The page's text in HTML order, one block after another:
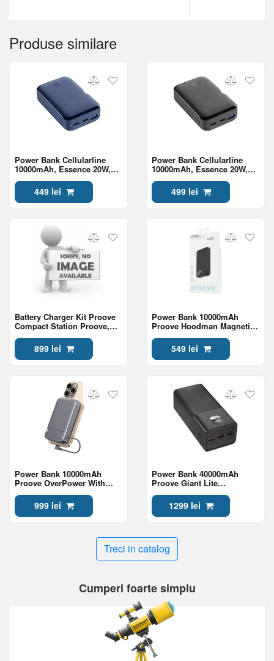
Produse similare
Power Bank Cellularline
10000mAh, Essence 20W,
449 lei
Power Bank Cellularline
10000mAh, Essence 20W,
499 lei
Battery Charger Kit Proove
Compact Station Proove,
899 lei
Power Bank 10000mAh
Proove Hoodman Magnetic
549 lei
Power Bank 10000mAh
Proove OverPower With
Type-C 35W, Gray
999 lei
Power Bank 40000mAh
Proove Giant Lite
1299 lei
Treci in catalog
Cumperi foarte simplu